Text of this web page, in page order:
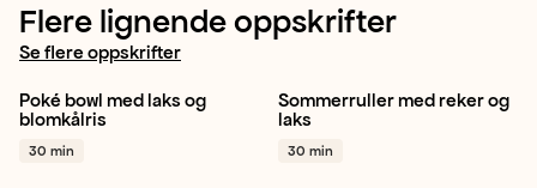
Flere lignende oppskrifter
Se flere oppskrifter
Blomkål Mango
Gulrot
Poké bowl med laks og
blomkålris
30 min
Agurk
Isbergsalat
Sommerruller med reker og
laks
30 min